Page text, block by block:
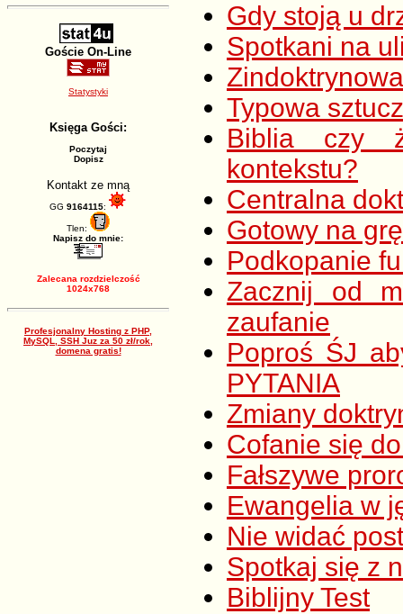
Goście On-Line
Statystyki
Księga Gości:
Poczytaj
Dopisz
Kontakt ze mną
GG 9164115:
Tlen:
Napisz do mnie:
Zalecana rozdzielczość
1024x768
Profesjonalny Hosting z PHP,
MySQL, SSH Juz za 50 zł/rok,
domena gratis!
Gdy stoją u
Spotkani na
Typowa
Biblia czy
kontekstu?
Centralna
Gotowy na
Podkopanie
Zacznij od
zaufanie
Poproś ŚJ
PYTANIA
Zmiany
Cofanie się
Fałszywe
Ewangelia w
Nie widać
Spotkaj się z
Biblijny Test